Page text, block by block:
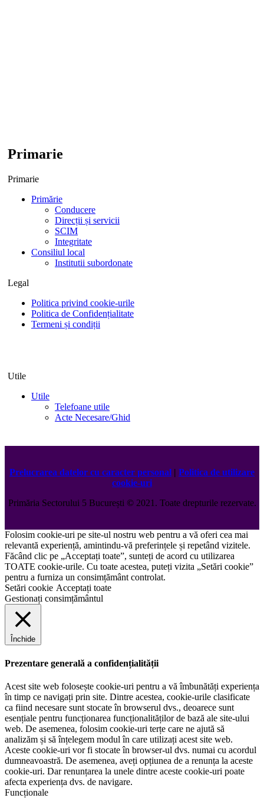
Primarie
Primarie
Primărie
Conducere
Direcții și servicii
SCIM
Integritate
Consiliul local
Institutii subordonate
Legal
Politica privind cookie-urile
Politica de Confidențialitate
Termeni și condiții
Utile
Utile
Telefoane utile
Acte Necesare/Ghid
Prelucrarea datelor cu caracter personal | Politica de utilizare
cookie-uri
Primăria Sectorului 5 București ©️2021. Toate drepturile rezervate.
Folosim cookie-uri pe site-ul nostru web pentru a vă oferi cea mai
relevantă experiență, amintindu-vă preferințele și repetând vizitele.
Făcând clic pe „Acceptați toate”, sunteți de acord cu utilizarea
TOATE cookie-urile. Cu toate acestea, puteți vizita „Setări cookie”
pentru a furniza un consimțământ controlat.
Setări cookie Acceptați toate
Gestionați consimțământul
Închide
Prezentare generală a confidențialității
Acest site web folosește cookie-uri pentru a vă îmbunătăți experiența
în timp ce navigați prin site. Dintre acestea, cookie-urile clasificate
ca fiind necesare sunt stocate în browserul dvs., deoarece sunt
esențiale pentru funcționarea funcționalităților de bază ale site-ului
web. De asemenea, folosim cookie-uri terțe care ne ajută să
analizăm și să înțelegem modul în care utilizați acest site web.
Aceste cookie-uri vor fi stocate în browser-ul dvs. numai cu acordul
dumneavoastră. De asemenea, aveți opțiunea de a renunța la aceste
cookie-uri. Dar renunțarea la unele dintre aceste cookie-uri poate
afecta experiența dvs. de navigare.
Funcționale